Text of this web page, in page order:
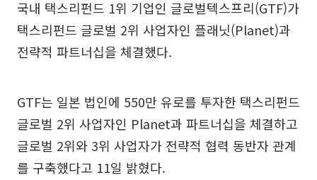
국내 택스리펀드 1위 기업인 글로벌텍스프리(GTF)가
택스리펀드 글로벌 2위 사업자인 플래닛(Planet)과
전략적 파트너십을 체결했다.
GTF는 일본 법인에 550만 유로를 투자한 택스리펀드
글로벌 2위 사업자인 Planet과 파트너십을 체결하고
글로벌 2위와 3위 사업자가 전략적 협력 동반자 관계
를 구축했다고 11일 밝혔다.